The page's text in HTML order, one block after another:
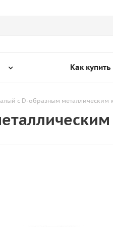
Как купить
с D-образным металлическим